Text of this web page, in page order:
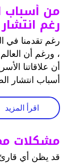
من أسباب
رغم
رغم تقدمنا في
، ورغم أن
أن علاقاتنا
أسباب انتشار
اقرأ المزيد
مشكلات
قد يظن أي